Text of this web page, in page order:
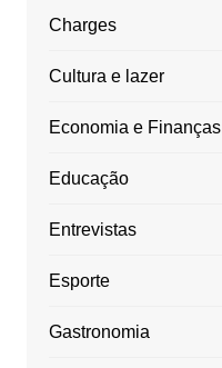
Charges
Cultura e lazer
Economia e Finanças
Educação
Entrevistas
Esporte
Gastronomia